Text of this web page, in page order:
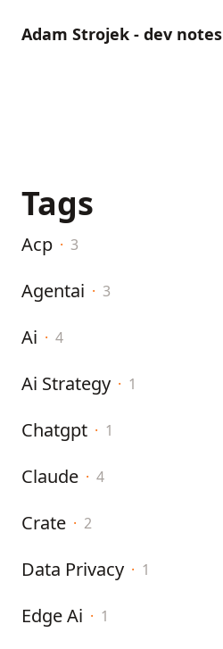
Adam Strojek - dev notes
Tags
Acp · 3
Agentai · 3
Ai · 4
Ai Strategy · 1
Chatgpt · 1
Claude · 4
Crate · 2
Data Privacy · 1
Edge Ai · 1